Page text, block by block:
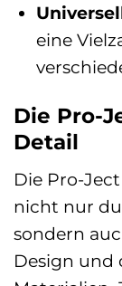
eine
Die Pro-
Detail
Die Pro-
nicht nur
sondern
Design und